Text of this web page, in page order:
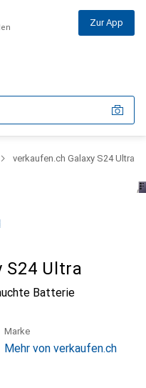
Zur App
verkaufen.ch Galaxy S24 Ultra
S24 Ultra
Batterie
Marke
Mehr von verkaufen.ch